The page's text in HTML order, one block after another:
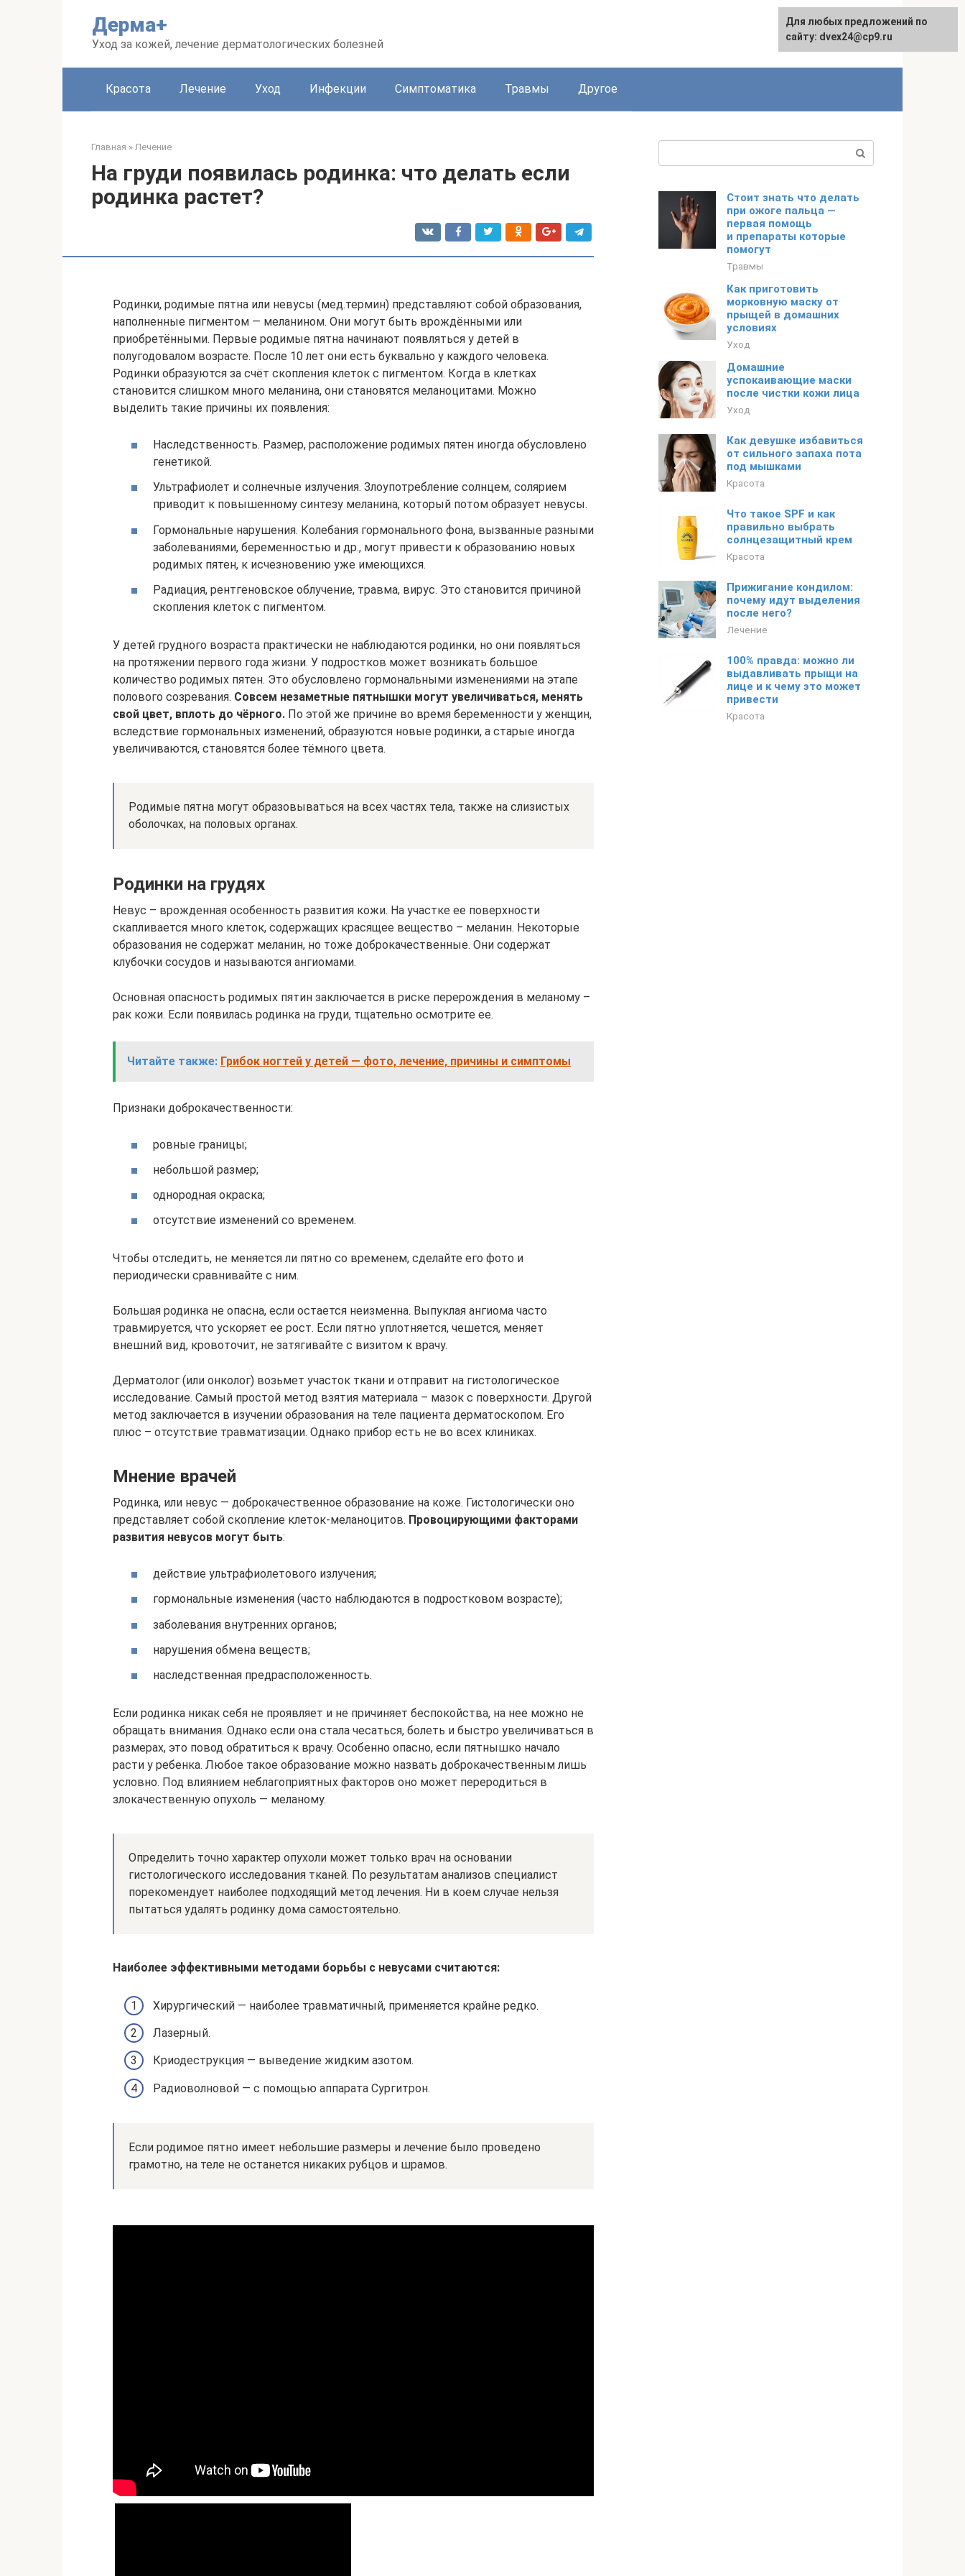
Дерма+
Уход за кожей, лечение дерматологических болезней
Красота Лечение Уход Инфекции Симптоматика Травмы Другое
Главная » Лечение
На груди появилась родинка: что делать если
родинка растет?
Родинки, родимые пятна или невусы (мед.термин) представляют собой образования,
наполненные пигментом — меланином. Они могут быть врождёнными или
приобретёнными. Первые родимые пятна начинают появляться у детей в
полугодовалом возрасте. После 10 лет они есть буквально у каждого человека.
Родинки образуются за счёт скопления клеток с пигментом. Когда в клетках
становится слишком много меланина, они становятся меланоцитами. Можно
выделить такие причины их появления:
Наследственность. Размер, расположение родимых пятен иногда обусловлено
генетикой.
Ультрафиолет и солнечные излучения. Злоупотребление солнцем, солярием
приводит к повышенному синтезу меланина, который потом образует невусы.
Гормональные нарушения. Колебания гормонального фона, вызванные разными
заболеваниями, беременностью и др., могут привести к образованию новых
родимых пятен, к исчезновению уже имеющихся.
Радиация, рентгеновское облучение, травма, вирус. Это становится причиной
скопления клеток с пигментом.
У детей грудного возраста практически не наблюдаются родинки, но они появляться
на протяжении первого года жизни. У подростков может возникать большое
количество родимых пятен. Это обусловлено гормональными изменениями на этапе
полового созревания. Совсем незаметные пятнышки могут увеличиваться, менять
свой цвет, вплоть до чёрного. По этой же причине во время беременности у женщин,
вследствие гормональных изменений, образуются новые родинки, а старые иногда
увеличиваются, становятся более тёмного цвета.
Родимые пятна могут образовываться на всех частях тела, также на слизистых
оболочках, на половых органах.
Родинки на грудях
Невус – врожденная особенность развития кожи. На участке ее поверхности
скапливается много клеток, содержащих красящее вещество – меланин. Некоторые
образования не содержат меланин, но тоже доброкачественные. Они содержат
клубочки сосудов и называются ангиомами.
Основная опасность родимых пятин заключается в риске перерождения в меланому –
рак кожи. Если появилась родинка на груди, тщательно осмотрите ее.
Читайте также: Грибок ногтей у детей — фото, лечение, причины и симптомы
Признаки доброкачественности:
ровные границы;
небольшой размер;
однородная окраска;
отсутствие изменений со временем.
Чтобы отследить, не меняется ли пятно со временем, сделайте его фото и
периодически сравнивайте с ним.
Большая родинка не опасна, если остается неизменна. Выпуклая ангиома часто
травмируется, что ускоряет ее рост. Если пятно уплотняется, чешется, меняет
внешний вид, кровоточит, не затягивайте с визитом к врачу.
Дерматолог (или онколог) возьмет участок ткани и отправит на гистологическое
исследование. Самый простой метод взятия материала – мазок с поверхности. Другой
метод заключается в изучении образования на теле пациента дерматоскопом. Его
плюс – отсутствие травматизации. Однако прибор есть не во всех клиниках.
Мнение врачей
Родинка, или невус — доброкачественное образование на коже. Гистологически оно
представляет собой скопление клеток-меланоцитов. Провоцирующими факторами
развития невусов могут быть:
действие ультрафиолетового излучения;
гормональные изменения (часто наблюдаются в подростковом возрасте);
заболевания внутренних органов;
нарушения обмена веществ;
наследственная предрасположенность.
Если родинка никак себя не проявляет и не причиняет беспокойства, на нее можно не
обращать внимания. Однако если она стала чесаться, болеть и быстро увеличиваться в
размерах, это повод обратиться к врачу. Особенно опасно, если пятнышко начало
расти у ребенка. Любое такое образование можно назвать доброкачественным лишь
условно. Под влиянием неблагоприятных факторов оно может переродиться в
злокачественную опухоль — меланому.
Определить точно характер опухоли может только врач на основании
гистологического исследования тканей. По результатам анализов специалист
порекомендует наиболее подходящий метод лечения. Ни в коем случае нельзя
пытаться удалять родинку дома самостоятельно.
Наиболее эффективными методами борьбы с невусами считаются:
Хирургический — наиболее травматичный, применяется крайне редко.
Лазерный.
Криодеструкция — выведение жидким азотом.
Радиоволновой — с помощью аппарата Сургитрон.
Если родимое пятно имеет небольшие размеры и лечение было проведено
грамотно, на теле не останется никаких рубцов и шрамов.
Стоит знать что делать
при ожоге пальца —
первая помощь
и препараты которые
помогут
Травмы
Как приготовить
морковную маску от
прыщей в домашних
условиях
Уход
Домашние
успокаивающие маски
после чистки кожи лица
Уход
Как девушке избавиться
от сильного запаха пота
под мышками
Красота
Что такое SPF и как
правильно выбрать
солнцезащитный крем
Красота
Прижигание кондилом:
почему идут выделения
после него?
Лечение
100% правда: можно ли
выдавливать прыщи на
лице и к чему это может
привести
Красота
Для любых предложений по
сайту: dvex24@cp9.ru